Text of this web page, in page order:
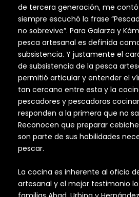
de tercera generación, me
siempre escuchó la frase
no sobrevive”. Para Galarza y
pesca artesanal es definida
subsistencia. Y justamente el
de subsistencia de la pesca
permitió articular y entender el
tan cercano entre esta y la
pescadores y pescadoras
responden a la primera que no
Reconocen que preparar
son parte de sus habilidades
pescar.
La cocina es inherente al oficio
artesanal y el mejor testimonio